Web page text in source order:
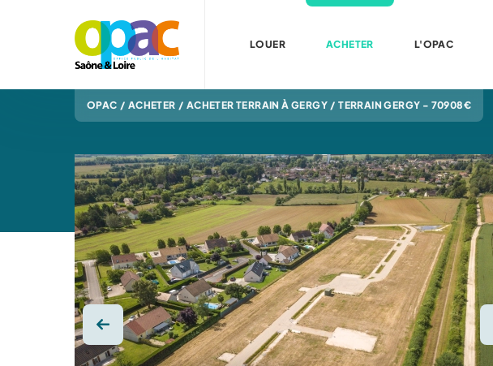
LOUER ACHETER L'OPAC
OPAC / ACHETER / ACHETER TERRAIN À GERGY / TERRAIN GERGY - 70908€
Photo précédente